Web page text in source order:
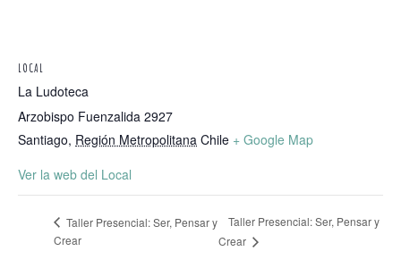
LOCAL
La Ludoteca
Arzobispo Fuenzalida 2927
Santiago, Región Metropolitana Chile + Google Map
Ver la web del Local
Taller Presencial: Ser, Pensar y
Crear
Taller Presencial: Ser, Pensar y
Crear